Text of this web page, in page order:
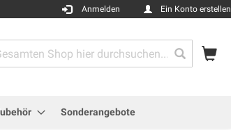
Anmelden Ein Konto erstellen
Sonderangebote